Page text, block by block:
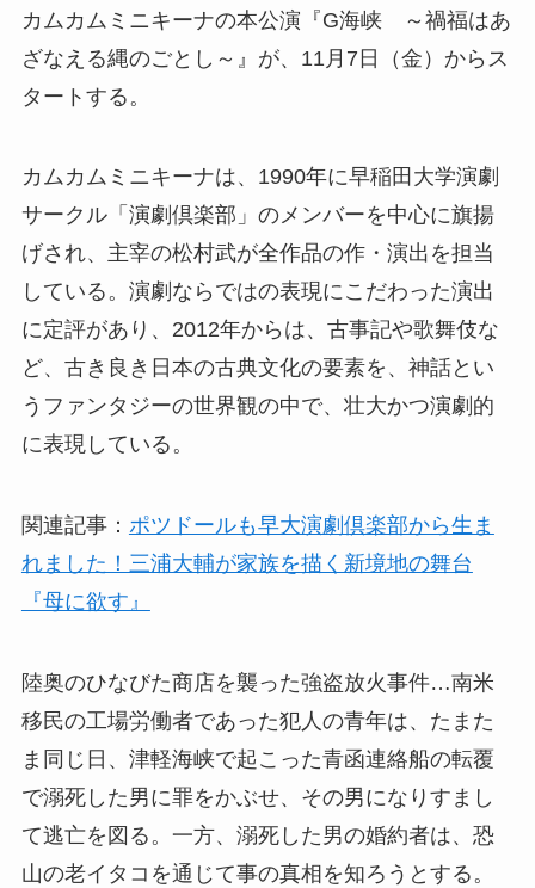
カムカムミニキーナの本公演『G海峡 ～禍福はあ
ざなえる縄のごとし～』が、11月7日（金）からス
タートする。
カムカムミニキーナは、1990年に早稲田大学演劇
サークル「演劇倶楽部」のメンバーを中心に旗揚
げされ、主宰の松村武が全作品の作・演出を担当
している。演劇ならではの表現にこだわった演出
に定評があり、2012年からは、古事記や歌舞伎な
ど、古き良き日本の古典文化の要素を、神話とい
うファンタジーの世界観の中で、壮大かつ演劇的
に表現している。
関連記事： ポツドールも早大演劇倶楽部から生ま
れました！三浦大輔が家族を描く新境地の舞台
『母に欲す』
陸奥のひなびた商店を襲った強盗放火事件…南米
移民の工場労働者であった犯人の青年は、たまた
ま同じ日、津軽海峡で起こった青函連絡船の転覆
で溺死した男に罪をかぶせ、その男になりすまし
て逃亡を図る。一方、溺死した男の婚約者は、恐
山の老イタコを通じて事の真相を知ろうとする。